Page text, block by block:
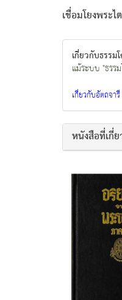
เชื่อมโยงพระ
เกี่ยวกับธรร
แม้ระบบ "ธร
เกี่ยวกับอัตถจารี
หนังสือที่เกี่